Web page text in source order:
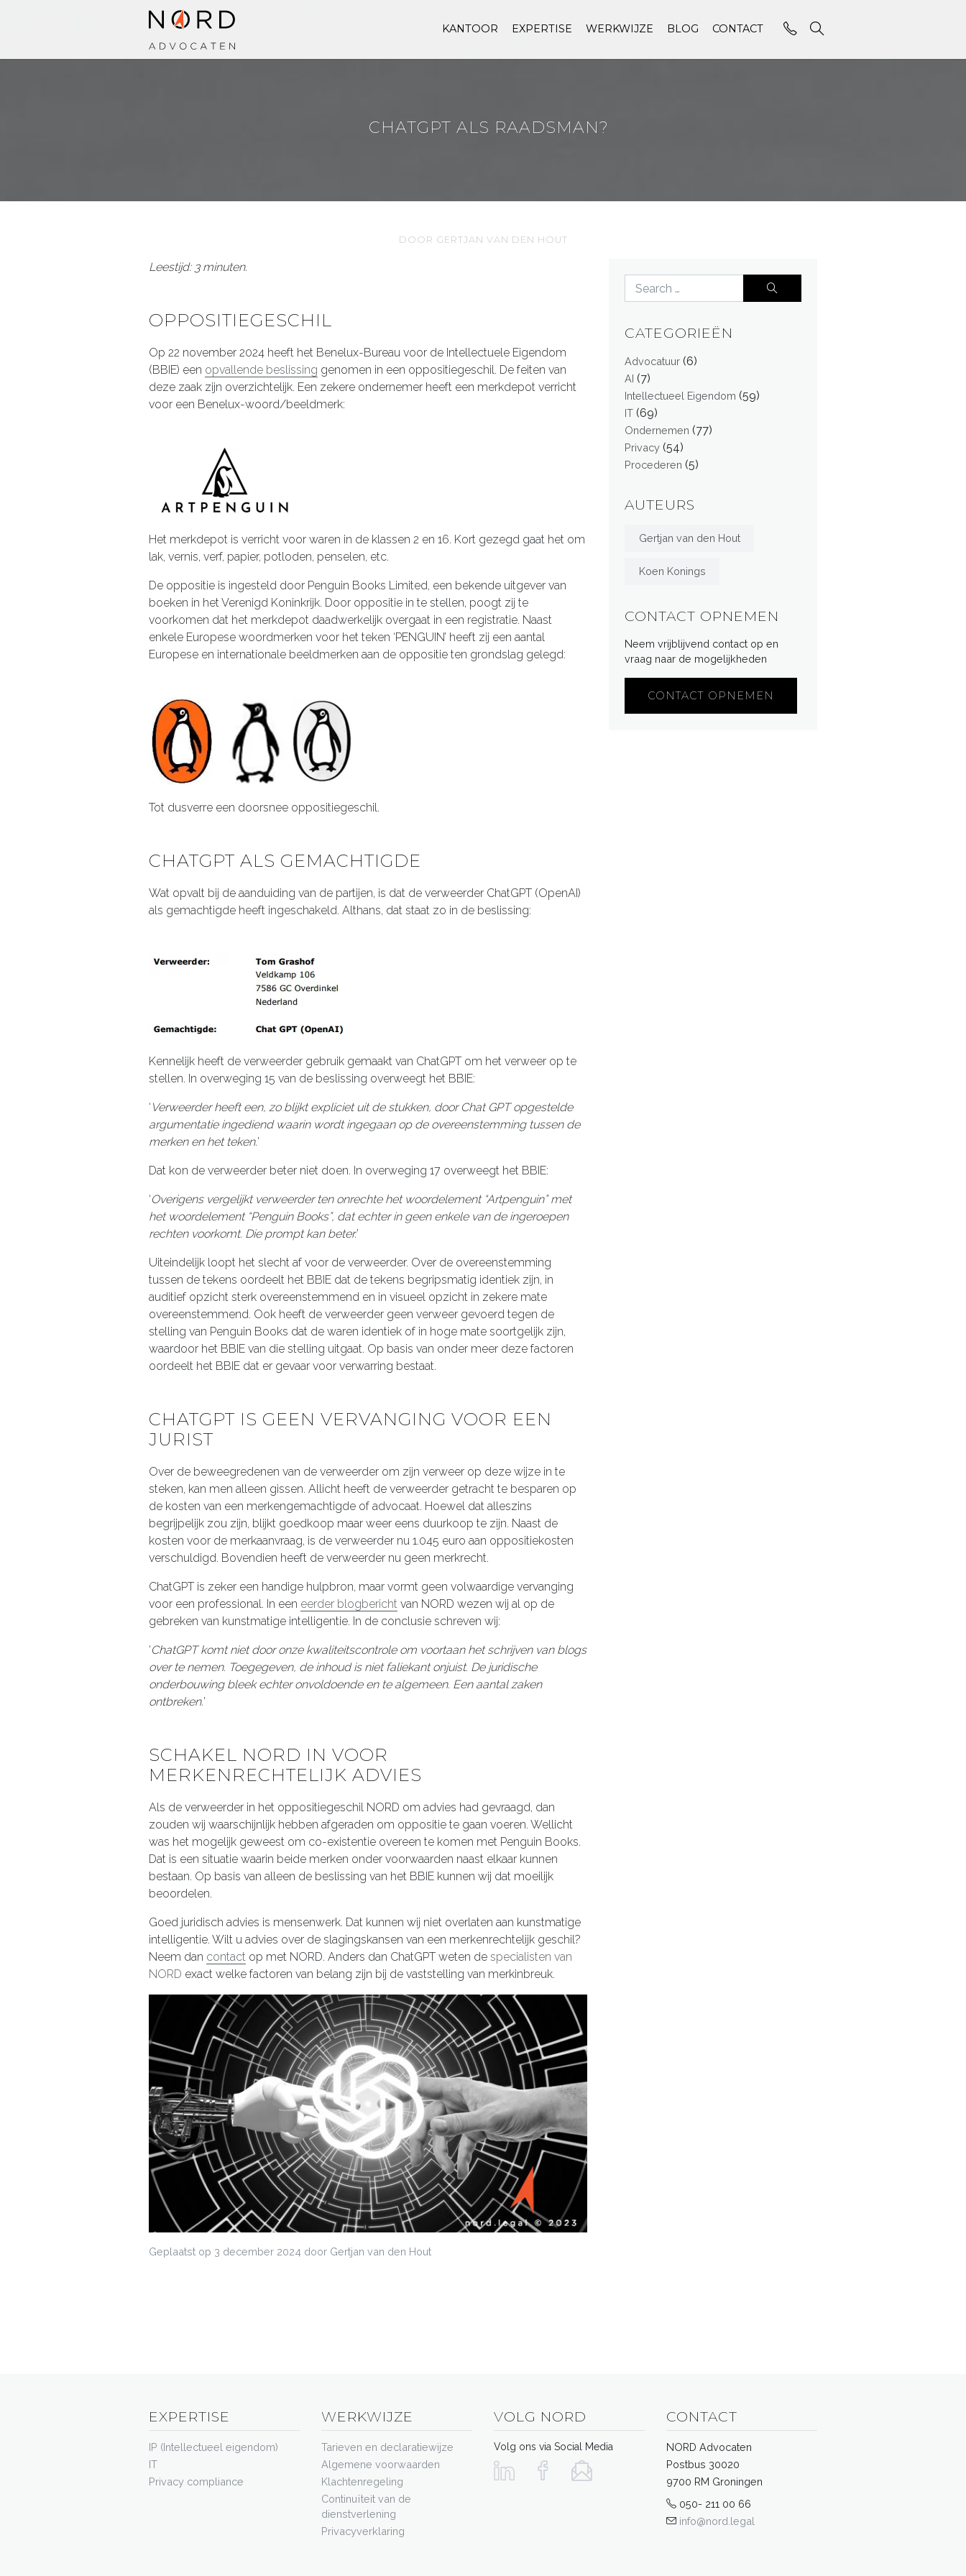
KANTOOR EXPERTISE WERKWIJZE BLOG CONTACT
CHATGPT ALS RAADSMAN?
DOOR GERTJAN VAN DEN HOUT
Leestijd: 3 minuten.
OPPOSITIEGESCHIL
Op 22 november 2024 heeft het Benelux-Bureau voor de Intellectuele Eigendom
(BBIE) een opvallende beslissing genomen in een oppositiegeschil. De feiten van
deze zaak zijn overzichtelijk. Een zekere ondernemer heeft een merkdepot verricht
voor een Benelux-woord/beeldmerk:
Het merkdepot is verricht voor waren in de klassen 2 en 16. Kort gezegd gaat het om
lak, vernis, verf, papier, potloden, penselen, etc.
De oppositie is ingesteld door Penguin Books Limited, een bekende uitgever van
boeken in het Verenigd Koninkrijk. Door oppositie in te stellen, poogt zij te
voorkomen dat het merkdepot daadwerkelijk overgaat in een registratie. Naast
enkele Europese woordmerken voor het teken ‘PENGUIN’ heeft zij een aantal
Europese en internationale beeldmerken aan de oppositie ten grondslag gelegd:
Tot dusverre een doorsnee oppositiegeschil.
CHATGPT ALS GEMACHTIGDE
Wat opvalt bij de aanduiding van de partijen, is dat de verweerder ChatGPT (OpenAI)
als gemachtigde heeft ingeschakeld. Althans, dat staat zo in de beslissing:
Kennelijk heeft de verweerder gebruik gemaakt van ChatGPT om het verweer op te
stellen. In overweging 15 van de beslissing overweegt het BBIE:
‘ Verweerder heeft een, zo blijkt expliciet uit de stukken, door Chat GPT opgestelde
argumentatie ingediend waarin wordt ingegaan op de overeenstemming tussen de
merken en het teken.’
Dat kon de verweerder beter niet doen. In overweging 17 overweegt het BBIE:
‘Overigens vergelijkt verweerder ten onrechte het woordelement “Artpenguin” met
het woordelement “Penguin Books”, dat echter in geen enkele van de ingeroepen
rechten voorkomt. Die prompt kan beter.’
Uiteindelijk loopt het slecht af voor de verweerder. Over de overeenstemming
tussen de tekens oordeelt het BBIE dat de tekens begripsmatig identiek zijn, in
auditief opzicht sterk overeenstemmend en in visueel opzicht in zekere mate
overeenstemmend. Ook heeft de verweerder geen verweer gevoerd tegen de
stelling van Penguin Books dat de waren identiek of in hoge mate soortgelijk zijn,
waardoor het BBIE van die stelling uitgaat. Op basis van onder meer deze factoren
oordeelt het BBIE dat er gevaar voor verwarring bestaat.
CHATGPT IS GEEN VERVANGING VOOR EEN
JURIST
Over de beweegredenen van de verweerder om zijn verweer op deze wijze in te
steken, kan men alleen gissen. Allicht heeft de verweerder getracht te besparen op
de kosten van een merkengemachtigde of advocaat. Hoewel dat alleszins
begrijpelijk zou zijn, blijkt goedkoop maar weer eens duurkoop te zijn. Naast de
kosten voor de merkaanvraag, is de verweerder nu 1.045 euro aan oppositiekosten
verschuldigd. Bovendien heeft de verweerder nu geen merkrecht.
ChatGPT is zeker een handige hulpbron, maar vormt geen volwaardige vervanging
voor een professional. In een eerder blogbericht van NORD wezen wij al op de
gebreken van kunstmatige intelligentie. In de conclusie schreven wij:
‘ChatGPT komt niet door onze kwaliteitscontrole om voortaan het schrijven van blogs
over te nemen. Toegegeven, de inhoud is niet faliekant onjuist. De juridische
onderbouwing bleek echter onvoldoende en te algemeen. Een aantal zaken
ontbreken.’
SCHAKEL NORD IN VOOR
MERKENRECHTELIJK ADVIES
Als de verweerder in het oppositiegeschil NORD om advies had gevraagd, dan
zouden wij waarschijnlijk hebben afgeraden om oppositie te gaan voeren. Wellicht
was het mogelijk geweest om co-existentie overeen te komen met Penguin Books.
Dat is een situatie waarin beide merken onder voorwaarden naast elkaar kunnen
bestaan. Op basis van alleen de beslissing van het BBIE kunnen wij dat moeilijk
beoordelen.
Goed juridisch advies is mensenwerk. Dat kunnen wij niet overlaten aan kunstmatige
intelligentie. Wilt u advies over de slagingskansen van een merkenrechtelijk geschil?
Neem dan contact op met NORD. Anders dan ChatGPT weten despecialisten van
NORD exact welke factoren van belang zijn bij de vaststelling van merkinbreuk.
Geplaatst op 3 december 2024 door Gertjan van den Hout
CATEGORIEËN
Advocatuur (6)
AI (7)
Intellectueel Eigendom (59)
IT (69)
Ondernemen (77)
Privacy (54)
Procederen (5)
AUTEURS
Gertjan van den Hout
Koen Konings
CONTACT OPNEMEN
Neem vrijblijvend contact op en
vraag naar de mogelijkheden
CONTACT OPNEMEN
EXPERTISE
IP (Intellectueel eigendom)
IT
Privacy compliance
WERKWIJZE
Tarieven en declaratiewijze
Algemene voorwaarden
Klachtenregeling
Continuïteit van de
dienstverlening
Privacyverklaring
VOLG NORD
Volg ons via Social Media
CONTACT
NORD Advocaten
Postbus 30020
9700 RM Groningen
050- 211 00 66
info@nord.legal